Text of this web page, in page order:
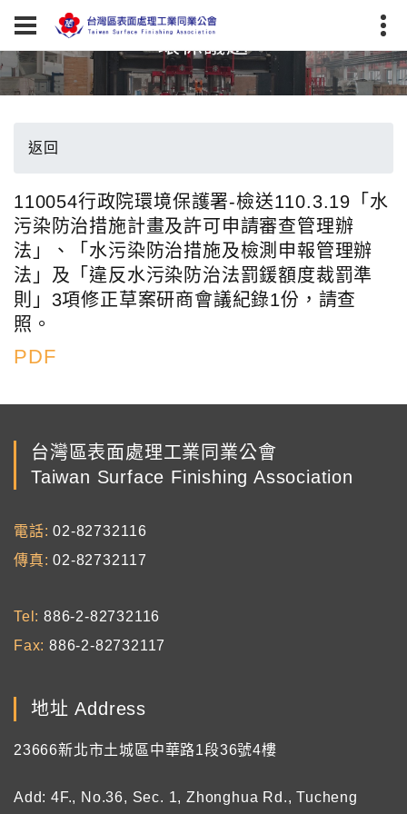
環保議題
返回
110054行政院環境保護署-檢送110.3.19「水
污染防治措施計畫及許可申請審查管理辦
法」、「水污染防治措施及檢測申報管理辦
法」及「違反水污染防治法罰鍰額度裁罰準
則」3項修正草案研商會議紀錄1份，請查
照。
PDF
台灣區表面處理工業同業公會
Taiwan Surface Finishing Association
電話
02-82732116
傳真
02-82732117
Tel
886-2-82732116
Fax 886-2-82732117
地址 Address
23666新北市土城區中華路1段36號4樓
Add: 4F., No.36, Sec. 1, Zhonghua Rd., Tucheng